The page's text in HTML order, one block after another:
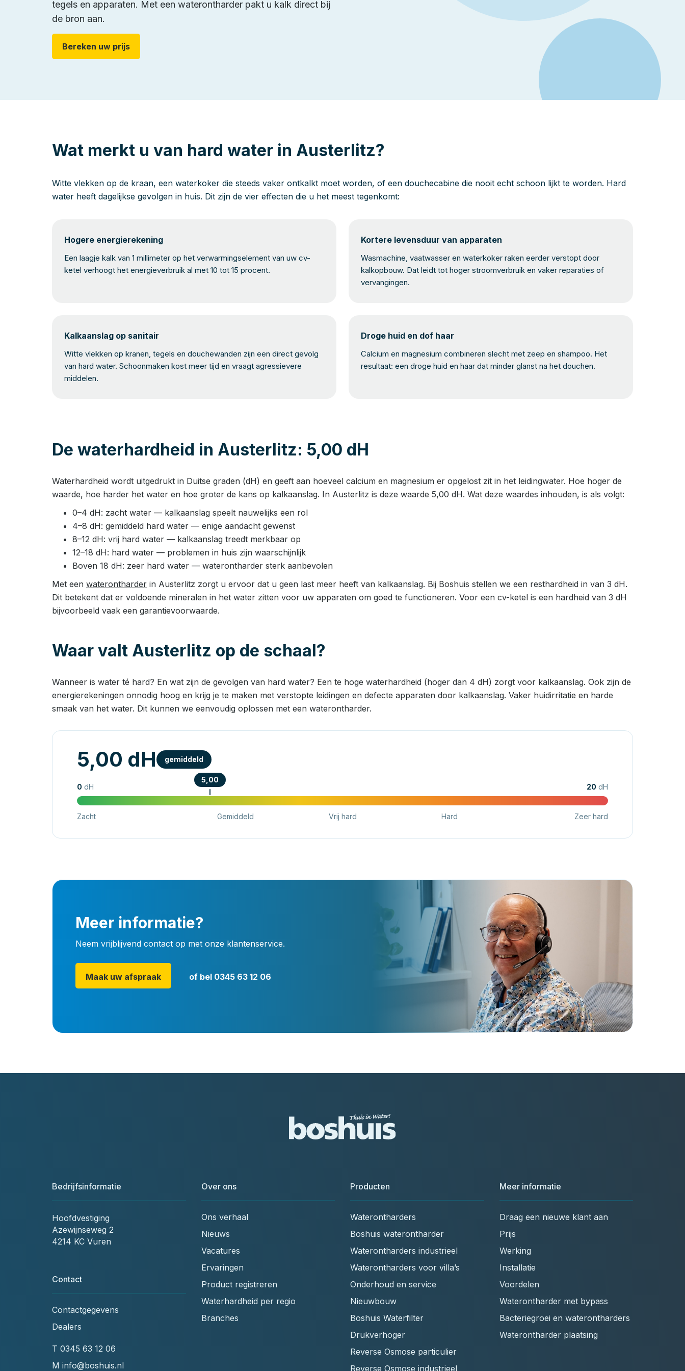
tegels en apparaten. Met een waterontharder pakt u kalk direct bij
de bron aan.
Bereken uw prijs
Wat merkt u van hard water in Austerlitz?
Witte vlekken op de kraan, een waterkoker die steeds vaker ontkalkt moet worden, of een douchecabine die nooit echt schoon lijkt te worden. Hard
water heeft dagelijkse gevolgen in huis. Dit zijn de vier effecten die u het meest tegenkomt:
Hogere energierekening
Een laagje kalk van 1 millimeter op het verwarmingselement van uw cv-
ketel verhoogt het energieverbruik al met 10 tot 15 procent.
Kortere levensduur van apparaten
Wasmachine, vaatwasser en waterkoker raken eerder verstopt door
kalkopbouw. Dat leidt tot hoger stroomverbruik en vaker reparaties of
vervangingen.
Kalkaanslag op sanitair
Witte vlekken op kranen, tegels en douchewanden zijn een direct gevolg
van hard water. Schoonmaken kost meer tijd en vraagt agressievere
middelen.
Droge huid en dof haar
Calcium en magnesium combineren slecht met zeep en shampoo. Het
resultaat: een droge huid en haar dat minder glanst na het douchen.
De waterhardheid in Austerlitz: 5,00 dH
Waterhardheid wordt uitgedrukt in Duitse graden (dH) en geeft aan hoeveel calcium en magnesium er opgelost zit in het leidingwater. Hoe hoger de
waarde, hoe harder het water en hoe groter de kans op kalkaanslag. In Austerlitz is deze waarde 5,00 dH. Wat deze waardes inhouden, is als volgt:
0–4 dH: zacht water — kalkaanslag speelt nauwelijks een rol
4–8 dH: gemiddeld hard water — enige aandacht gewenst
8–12 dH: vrij hard water — kalkaanslag treedt merkbaar op
12–18 dH: hard water — problemen in huis zijn waarschijnlijk
Boven 18 dH: zeer hard water — waterontharder sterk aanbevolen
Met een waterontharder in Austerlitz zorgt u ervoor dat u geen last meer heeft van kalkaanslag. Bij Boshuis stellen we een resthardheid in van 3 dH.
Dit betekent dat er voldoende mineralen in het water zitten voor uw apparaten om goed te functioneren. Voor een cv-ketel is een hardheid van 3 dH
bijvoorbeeld vaak een garantievoorwaarde.
Waar valt Austerlitz op de schaal?
Wanneer is water té hard? En wat zijn de gevolgen van hard water? Een te hoge waterhardheid (hoger dan 4 dH) zorgt voor kalkaanslag. Ook zijn de
energierekeningen onnodig hoog en krijg je te maken met verstopte leidingen en defecte apparaten door kalkaanslag. Vaker huidirritatie en harde
smaak van het water. Dit kunnen we eenvoudig oplossen met een waterontharder.
5,00 dH gemiddeld
0 dH 20 dH
5,00
Zacht Gemiddeld Vrij hard Hard Zeer hard
Meer informatie?
Neem vrijblijvend contact op met onze klantenservice.
Maak uw afspraak of bel 0345 63 12 06
Bedrijfsinformatie
Hoofdvestiging
Azewijnseweg 2
4214 KC Vuren
Contact
Contactgegevens
Dealers
T 0345 63 12 06
M info@boshuis.nl
Over ons
Ons verhaal
Nieuws
Vacatures
Ervaringen
Product registreren
Waterhardheid per regio
Branches
Producten
Waterontharders
Boshuis waterontharder
Waterontharders industrieel
Waterontharders voor villa’s
Onderhoud en service
Nieuwbouw
Boshuis Waterfilter
Drukverhoger
Reverse Osmose particulier
Reverse Osmose industrieel
Meer informatie
Draag een nieuwe klant aan
Prijs
Werking
Installatie
Voordelen
Waterontharder met bypass
Bacteriegroei en waterontharders
Waterontharder plaatsing